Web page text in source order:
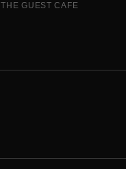
THE GUEST CAFE